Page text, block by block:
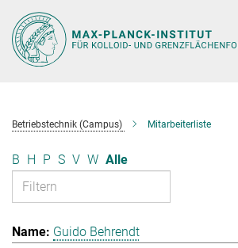
Hauptinhalt
Betriebstechnik (Campus) Mitarbeiterliste
B H P S V W Alle
Guido Behrendt